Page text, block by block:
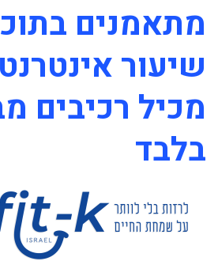
מתאמנים
שיעור
מכיל רכיבים
בלבד